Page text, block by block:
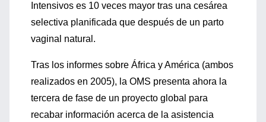
Intensivos es 10 veces mayor tras una cesárea
selectiva planificada que después de un parto
vaginal natural.
Tras los informes sobre África y América (ambos
realizados en 2005), la OMS presenta ahora la
tercera de fase de un proyecto global para
recabar información acerca de la asistencia